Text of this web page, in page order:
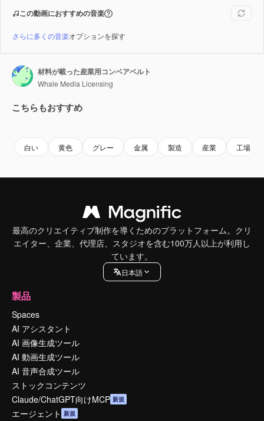
この動画におすすめの音楽
さらに多くの音楽オプションを探す
材料が載った産業用コンベアベルト
Whale Media Licensing
こちらもおすすめ
白い 黄色 グレー 金属 製造 産業 工場
最高のクリエイティブ制作を導くためのプラットフォーム。クリ
エイター、企業、代理店、スタジオを含む100万人以上が利用し
ています。
日本語
製品
Spaces
AI アシスタント
AI 画像生成ツール
AI 動画生成ツール
AI 音声合成ツール
ストックコンテンツ
Claude/ChatGPT向けMCP 新規
エージェント 新規